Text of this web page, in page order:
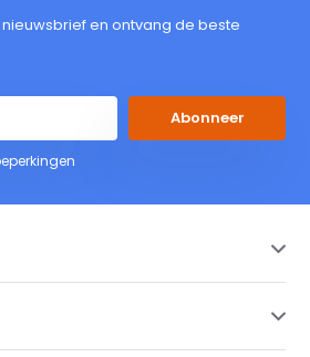
en ontvang de beste
Abonneer